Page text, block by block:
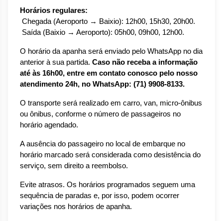
Horários regulares:
Chegada (Aeroporto → Baixio): 12h00, 15h30, 20h00.
Saída (Baixio → Aeroporto): 05h00, 09h00, 12h00.
O horário da apanha será enviado pelo WhatsApp no dia
anterior à sua partida. Caso não receba a informação
até às 16h00, entre em contato conosco pelo nosso
atendimento 24h, no WhatsApp: (71) 9908-8133.
O transporte será realizado em carro, van, micro-ônibus
ou ônibus, conforme o número de passageiros no
horário agendado.
A ausência do passageiro no local de embarque no
horário marcado será considerada como desistência do
serviço, sem direito a reembolso.
Evite atrasos. Os horários programados seguem uma
sequência de paradas e, por isso, podem ocorrer
variações nos horários de apanha.